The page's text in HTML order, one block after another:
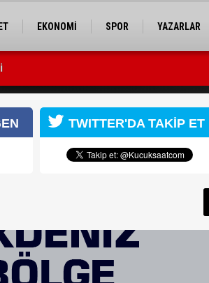
EKONOMİ SPOR YAZARLAR
TWITTER'DA TAKİP ET